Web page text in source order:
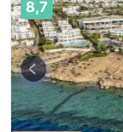
8,7